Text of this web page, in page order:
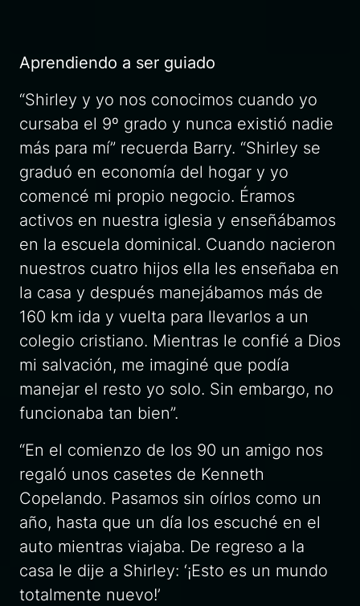
Aprendiendo a ser guiado
“Shirley y yo nos conocimos cuando yo
cursaba el 9º grado y nunca existió nadie
más para mí” recuerda Barry. “Shirley se
graduó en economía del hogar y yo
comencé mi propio negocio. Éramos
activos en nuestra iglesia y enseñábamos
en la escuela dominical. Cuando nacieron
nuestros cuatro hijos ella les enseñaba en
la casa y después manejábamos más de
160 km ida y vuelta para llevarlos a un
colegio cristiano. Mientras le confié a Dios
mi salvación, me imaginé que podía
manejar el resto yo solo. Sin embargo, no
funcionaba tan bien”.
“En el comienzo de los 90 un amigo nos
regaló unos casetes de Kenneth
Copelando. Pasamos sin oírlos como un
año, hasta que un día los escuché en el
auto mientras viajaba. De regreso a la
casa le dije a Shirley: ‘¡Esto es un mundo
totalmente nuevo!’